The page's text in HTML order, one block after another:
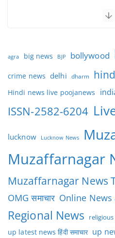
agra big news BJP bollywood
crime news delhi dharm
Hindi news live poojanews
ISSN-2582-6204
lucknow Lucknow News
Muzaffarnagar
Muzaffarnagar News
OMG समाचार Online News
Regional News religious
up latest news हिंदी समाचार up